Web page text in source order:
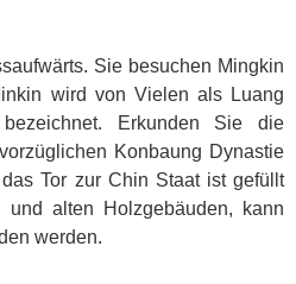
Sie besuchen Mingkin
wird von Vielen als Luang
Erkunden Sie die
Konbaung Dynastie
Tor zur Chin Staat ist gefüllt
und alten Holzgebäuden, kann
werden.